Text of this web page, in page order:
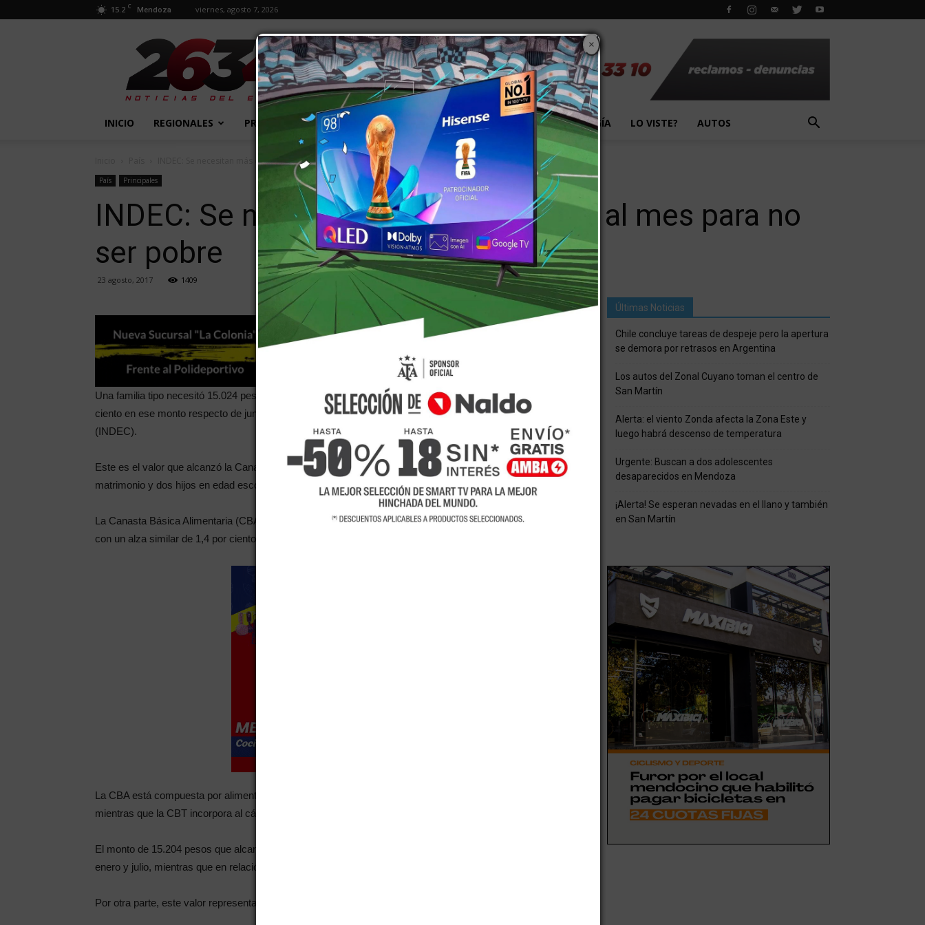
15.2 C Mendoza viernes, agosto 7, 2026
2634
Diario
INICIO REGIONALES PROVINCIALES EXTRA! MUNDO PAÍS EVENTOS TECNOLOGÍA LO VISTE? AUTOS
INDEC: Se necesitan más de $15.000 al mes para no ser pobre
País Principales
INDEC: Se necesitan más de $15.000 al mes para no
ser pobre
23 agosto, 2017 1409
Una familia tipo necesitó 15.024 pesos para no ser pobre en julio, esto implica un incremento de 1,44 por
ciento en ese monto respecto de junio, según informó el Instituto Nacional de Estadística y Censos
(INDEC).
Este es el valor que alcanzó la Canasta Básica Total (CBT) para un grupo familiar integrado por un
matrimonio y dos hijos en edad escolar.
La Canasta Básica Alimentaria (CBA) -que mide la indigencia- trepó a 6.132 pesos para el mismo conjunto,
con un alza similar de 1,4 por ciento.
La CBA está compuesta por alimentos esenciales para la manutención del grupo familiar durante un mes,
mientras que la CBT incorpora al cálculo una serie de servicios básicos.
El monto de 15.204 pesos que alcanzó la CBT define un alza de 14,2 por ciento en el acumulado entre
enero y julio, mientras que en relación a julio de 2016 la variación es de 20,54 por ciento.
Por otra parte, este valor representa un gasto diario de 484 pesos en comida, servicios y vestimenta.
×
Últimas Noticias
Chile concluye tareas de despeje pero la apertura
se demora por retrasos en Argentina
Los autos del Zonal Cuyano toman el centro de
San Martín
Alerta: el viento Zonda afecta la Zona Este y
luego habrá descenso de temperatura
Urgente: Buscan a dos adolescentes
desaparecidos en Mendoza
¡Alerta! Se esperan nevadas en el llano y también
en San Martín